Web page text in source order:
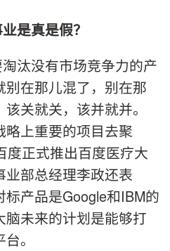
是真是假？
汰没有市场竞争力的产
在那儿混了，别在那
关就关，该并就并。
上重要的项目去聚
度正式推出百度医疗大
部总经理李政还表
产品是Google和IBM的
未来的计划是能够打
。